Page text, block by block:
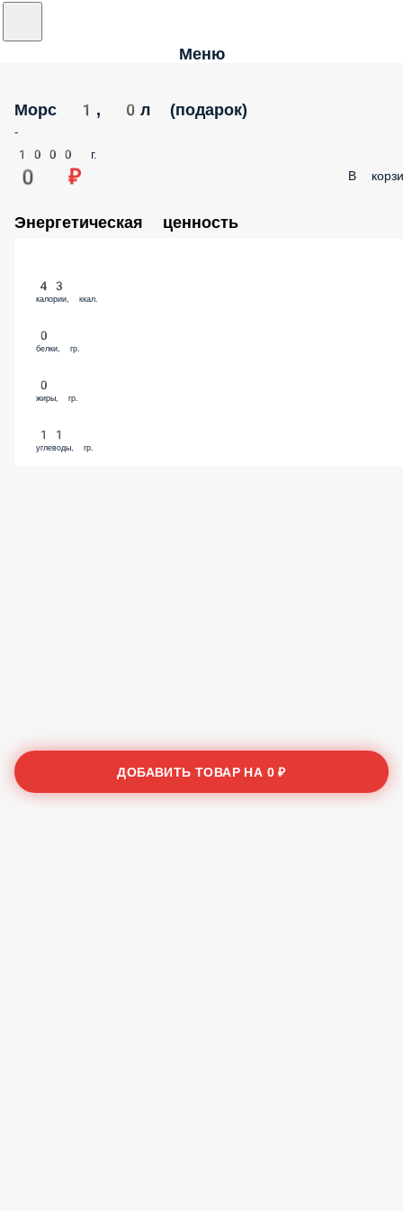
Меню
Морс 1, 0л (подарок)
-
1000 г.
0 ₽ В
Энергетическая ценность
43
калории, ккал.
0
белки, гр.
0
жиры, гр.
11
углеводы, гр.
ДОБАВИТЬ ТОВАР НА 0 ₽